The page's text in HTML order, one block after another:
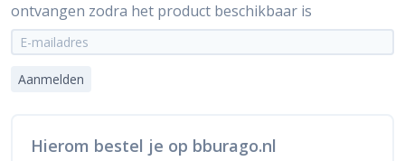
ontvangen zodra het product beschikbaar is
Aanmelden
Hierom bestel je op bburago.nl